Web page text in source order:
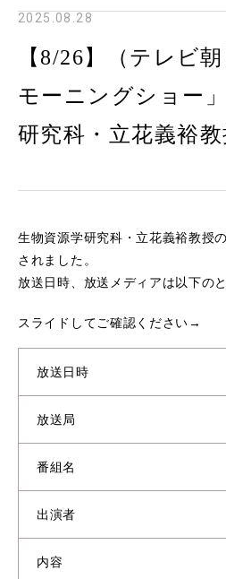
2025.08.28
【8/26】（テレビ
モーニングショー
研究科・立花義裕
生物資源学研究科・立花義裕教授
されました。
放送日時、放送メディアは以下の
スライドしてご確認ください→
放送日時
放送局
番組名
出演者
内容